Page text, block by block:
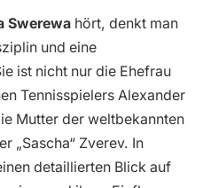
Swerewa hört, denkt man
und eine
ist nicht nur die Ehefrau
Tennisspielers Alexander
Mutter der weltbekannten
„Sascha“ Zverev. In
detaillierten Blick auf